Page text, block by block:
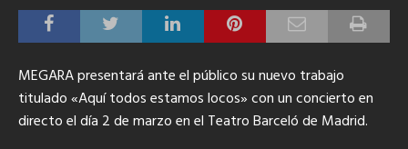
MEGARA presentará ante el público su nuevo trabajo
titulado «Aquí todos estamos locos» con un concierto en
directo el día 2 de marzo en el Teatro Barceló de Madrid.